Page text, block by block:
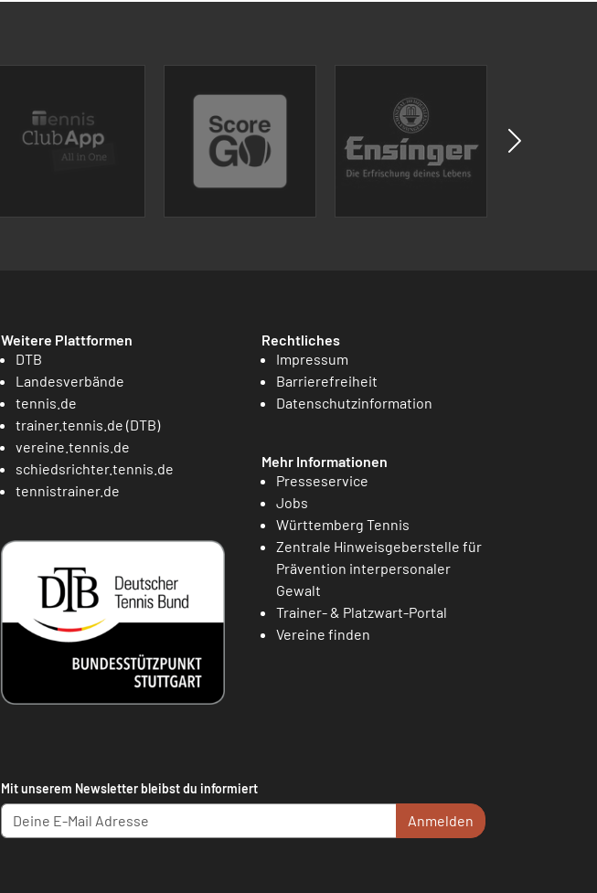
Weitere Plattformen
DTB
Landesverbände
tennis.de
trainer.tennis.de (DTB)
vereine.tennis.de
schiedsrichter.tennis.de
tennistrainer.de
Rechtliches
Impressum
Barrierefreiheit
Datenschutzinformation
Mehr Informationen
Presseservice
Jobs
Württemberg Tennis
Zentrale Hinweisgeberstelle für
Prävention interpersonaler
Gewalt
Trainer- & Platzwart-Portal
Vereine finden
Mit unserem Newsletter bleibst du informiert
Anmelden